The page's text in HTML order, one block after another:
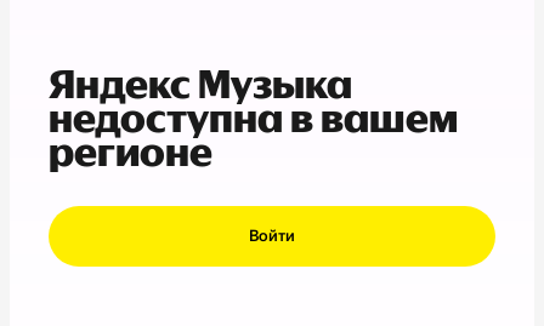
Яндекс Музыка
недоступна в вашем
регионе
Войти